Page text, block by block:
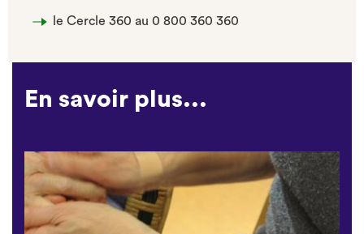
le Cercle 360 au 0 800 360 360
En savoir plus...